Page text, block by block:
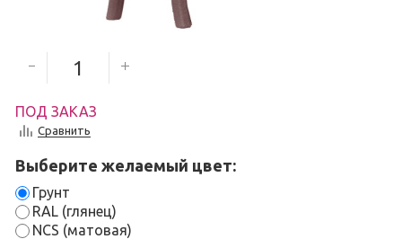
ПОД ЗАКАЗ
Сравнить
Выберите желаемый цвет:
Грунт
RAL (глянец)
NCS (матовая)